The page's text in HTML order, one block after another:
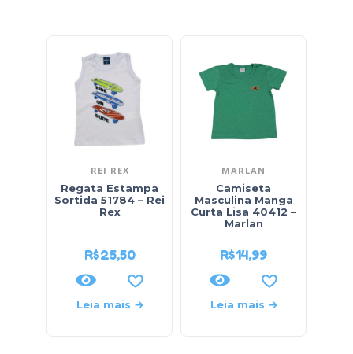
REI REX
Regata Estampa
Sortida 51784 – Rei
Rex
R$25,50
Leia mais
MARLAN
Camiseta
Masculina Manga
Curta Lisa 40412 –
Marlan
R$14,99
Leia mais